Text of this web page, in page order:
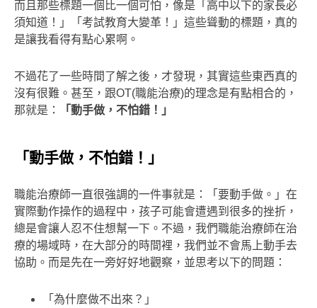
而且那些標題一個比一個可怕，像是「高中以下的家長必
須知道！」「考試教育大變革！」這些聳動的標題，真的
是讓我看得有點心累啊。
不過花了一些時間了解之後，才發現，其實這些東西真的
沒有很難。甚至，跟OT(職能治療)的理念是有點相合的，
那就是：
「動手做，不怕錯！」
「動手做，不怕錯！」
職能治療師一直很強調的一件事就是：「要動手做。」在
實際動作操作的過程中，孩子可能會遭遇到很多的挫折，
總是會讓人忍不住想幫一下。不過，我們職能治療師在治
療的場域時，在大部分的時間裡，我們並不會馬上動手去
協助。而是先在一旁好好地觀察，並思考以下的問題：
「為什麼做不出來？」